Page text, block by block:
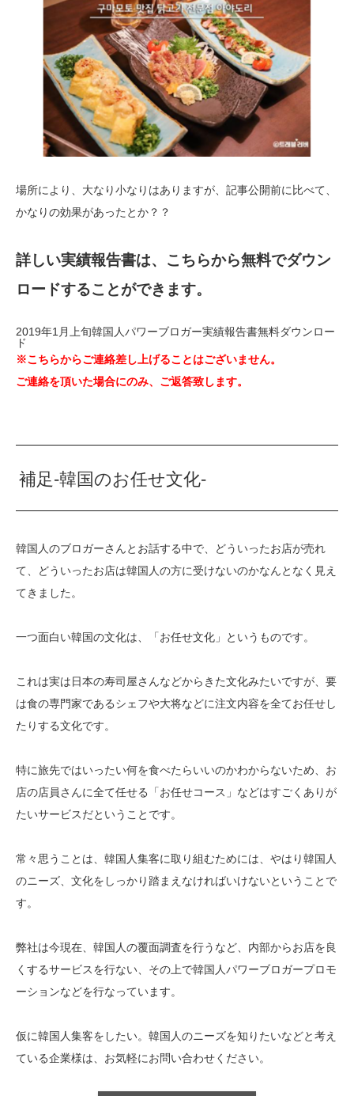
場所により、大なり小なりはありますが、記事公開前に比べて、
かなりの効果があったとか？？
詳しい実績報告書は、こちらから無料でダウン
ロードすることができます。
2019年1月上旬韓国人パワーブロガー実績報告書無料ダウンロー
ド
※こちらからご連絡差し上げることはございません。
ご連絡を頂いた場合にのみ、ご返答致します。
補足-韓国のお任せ文化-
韓国人のブロガーさんとお話する中で、どういったお店が売れ
て、どういったお店は韓国人の方に受けないのかなんとなく見え
てきました。
一つ面白い韓国の文化は、「お任せ文化」というものです。
これは実は日本の寿司屋さんなどからきた文化みたいですが、要
は食の専門家であるシェフや大将などに注文内容を全てお任せし
たりする文化です。
特に旅先ではいったい何を食べたらいいのかわからないため、お
店の店員さんに全て任せる「お任せコース」などはすごくありが
たいサービスだということです。
常々思うことは、韓国人集客に取り組むためには、やはり韓国人
のニーズ、文化をしっかり踏まえなければいけないということで
す。
弊社は今現在、韓国人の覆面調査を行うなど、内部からお店を良
くするサービスを行ない、その上で韓国人パワーブロガープロモ
ーションなどを行なっています。
仮に韓国人集客をしたい。韓国人のニーズを知りたいなどと考え
ている企業様は、お気軽にお問い合わせください。